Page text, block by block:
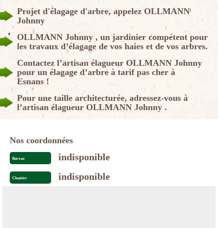
Projet d'élagage d'arbre, appelez OLLMANN
Johnny
OLLMANN Johnny , un jardinier compétent pour
les travaux d’élagage de vos haies et de vos arbres.
Contactez l’artisan élagueur OLLMANN Johnny
pour un élagage d’arbre à tarif pas cher à
Esnans !
Pour une taille architecturée, adressez-vous à
l’artisan élagueur OLLMANN Johnny .
Nos coordonnées
Bureau indisponible
Chantier indisponible